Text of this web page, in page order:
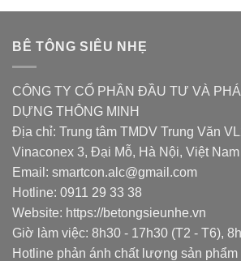
BÊ TÔNG SIÊU NHẸ
CÔNG TY CỔ PHẦN ĐẦU TƯ VÀ
DỰNG THÔNG MINH
Địa chỉ: Trung tâm TMDV Trung Văn
Vinaconex 3, Đại Mỗ, Hà Nội, Việt Nam
Email: smartcon.alc@gmail.com
Hotline: 0911 29 33 38
Website: https://betongsieunhe.vn
Giờ làm việc: 8h30 - 17h30 (T2 - T6),
Hotline phản ánh chất lượng sản phẩm